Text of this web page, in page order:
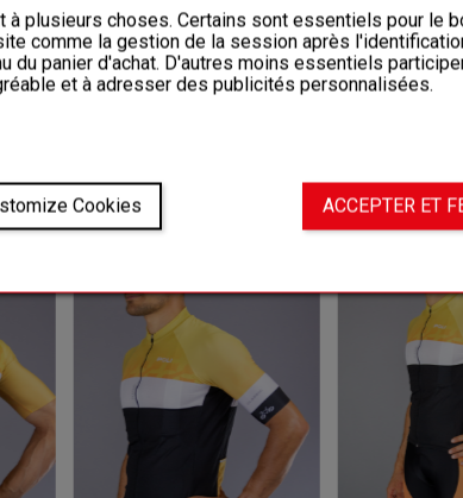
à plusieurs choses. Certains sont essentiels pour le
comme la gestion de la session après
du panier d'achat. D'autres moins essentiels
et à adresser des publicités personnalisées.
ACCEPTER ET
Cookies